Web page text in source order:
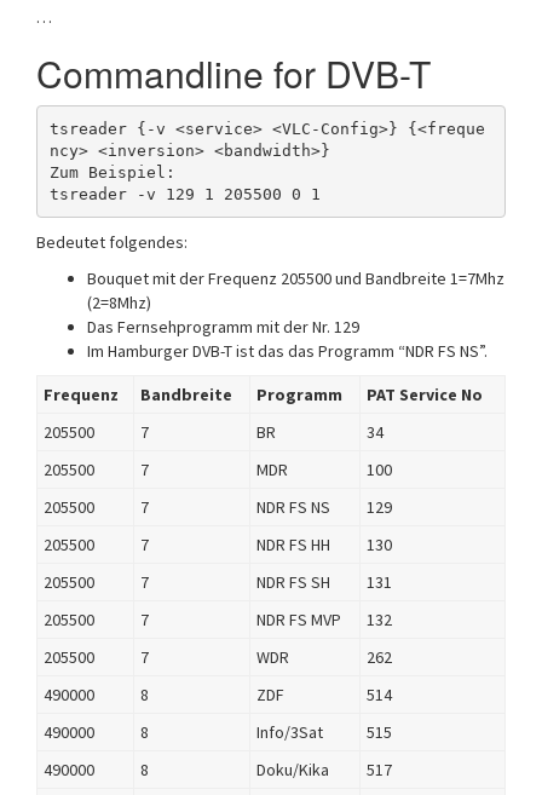
…
Commandline for DVB-T
tsreader {-v <service> <VLC-Config>} {<freque
ncy> <inversion> <bandwidth>}
Zum Beispiel:
Bedeutet folgendes:
Bouquet mit der Frequenz 205500 und Bandbreite 1=7Mhz
(2=8Mhz)
Das Fernsehprogramm mit der Nr. 129
Im Hamburger DVB-T ist das das Programm “NDR FS NS”.
Frequenz
Bandbreite Programm
PAT Service No
205500
7 BR
34
205500
7 MDR
100
205500
7 NDR FS NS
129
205500
7 NDR FS HH
130
205500
7 NDR FS SH
131
205500
7 NDR FS MVP
132
205500
7 WDR
262
490000
8 ZDF
514
490000
8 Info/3Sat
515
490000
8 Doku/Kika
517